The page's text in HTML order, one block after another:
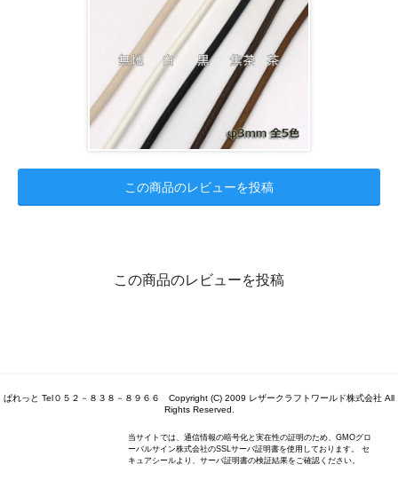
この商品のレビューを投稿
この商品のレビューを投稿
ぱれっと Tel０５２－８３８－８９６６ Copyright (C) 2009 レザークラフトワールド株式会社 All
Rights Reserved.
当サイトでは、通信情報の暗号化と実在性の証明のため、GMOグロ
ーバルサイン株式会社のSSLサーバ証明書を使用しております。 セ
キュアシールより、サーバ証明書の検証結果をご確認ください。